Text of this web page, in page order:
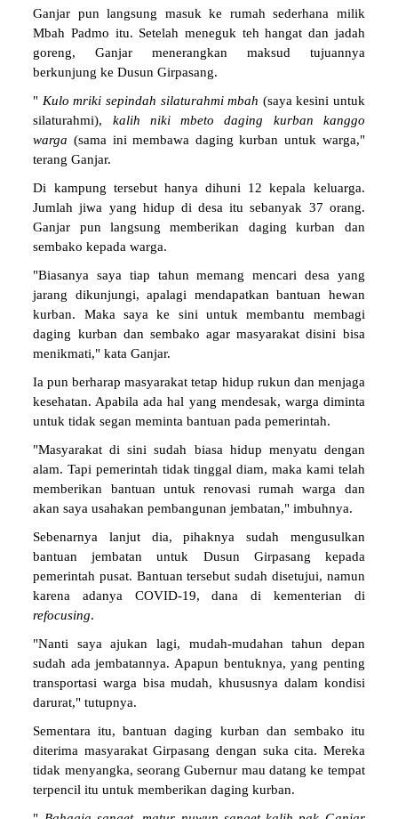
Ganjar pun langsung masuk ke rumah sederhana milik
Mbah Padmo itu. Setelah meneguk teh hangat dan jadah
goreng, Ganjar menerangkan maksud tujuannya
berkunjung ke Dusun Girpasang.
" Kulo mriki sepindah silaturahmi mbah (saya kesini untuk
silaturahmi), kalih niki mbeto daging kurban
kanggo
warga (sama ini membawa daging kurban untuk warga,"
terang Ganjar.
Di kampung tersebut hanya dihuni 12 kepala keluarga.
Jumlah jiwa yang hidup di desa itu sebanyak 37 orang.
Ganjar pun langsung memberikan daging kurban dan
sembako kepada warga.
"Biasanya saya tiap tahun memang mencari desa yang
jarang dikunjungi, apalagi mendapatkan bantuan hewan
kurban. Maka saya ke sini untuk membantu membagi
daging kurban dan sembako agar masyarakat disini bisa
menikmati," kata Ganjar.
Ia pun berharap masyarakat tetap hidup rukun dan menjaga
kesehatan. Apabila ada hal yang mendesak, warga diminta
untuk tidak segan meminta bantuan pada pemerintah.
"Masyarakat di sini sudah biasa hidup menyatu dengan
alam. Tapi pemerintah tidak tinggal diam, maka kami telah
memberikan bantuan untuk renovasi rumah warga dan
akan saya usahakan pembangunan jembatan," imbuhnya.
Sebenarnya lanjut dia, pihaknya sudah mengusulkan
bantuan jembatan untuk Dusun Girpasang kepada
pemerintah pusat. Bantuan tersebut sudah disetujui, namun
karena adanya COVID-19, dana di kementerian di
refocusing.
"Nanti saya ajukan lagi, mudah-mudahan tahun depan
sudah ada jembatannya. Apapun bentuknya, yang penting
transportasi warga bisa mudah, khususnya dalam kondisi
darurat," tutupnya.
Sementara itu, bantuan daging kurban dan sembako itu
diterima masyarakat Girpasang dengan suka cita. Mereka
tidak menyangka, seorang Gubernur mau datang ke tempat
terpencil itu untuk memberikan daging kurban.